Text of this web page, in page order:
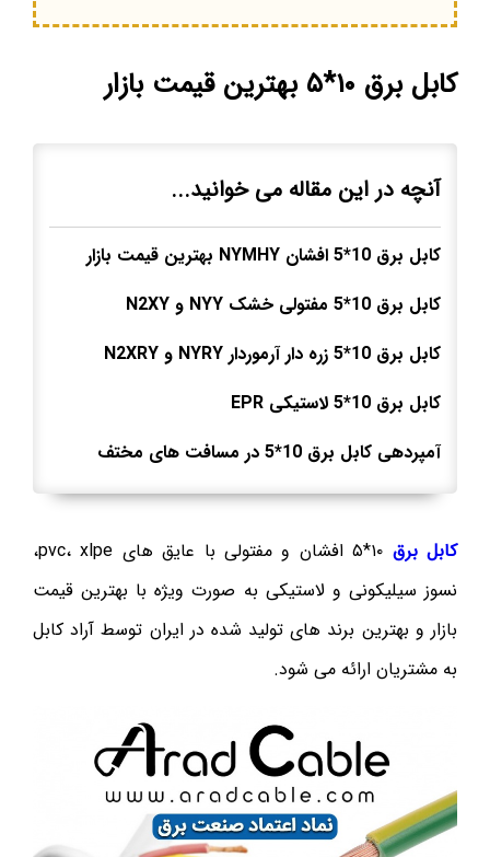
کابل برق ۱۰*۵ بهترین قیمت بازار
آنچه در این مقاله می خوانید...
کابل برق 10*5 افشان NYMHY بهترین قیمت بازار
کابل برق 10*5 مفتولی خشک
NYY و N2XY
کابل برق 10*5 زره دار آرموردار
NYRY و N2XRY
کابل برق 10*5 لاستیکی
EPR
آمپردهی کابل برق 10*5 در مسافت های مختف
کابل برق
۱۰*۵ افشان و مفتولی با عایق های pvc، xlpe،
نسوز سیلیکونی و لاستیکی به صورت ویژه با بهترین قیمت
بازار و بهترین برند های تولید شده در ایران توسط آراد کابل
به مشتریان ارائه می شود.